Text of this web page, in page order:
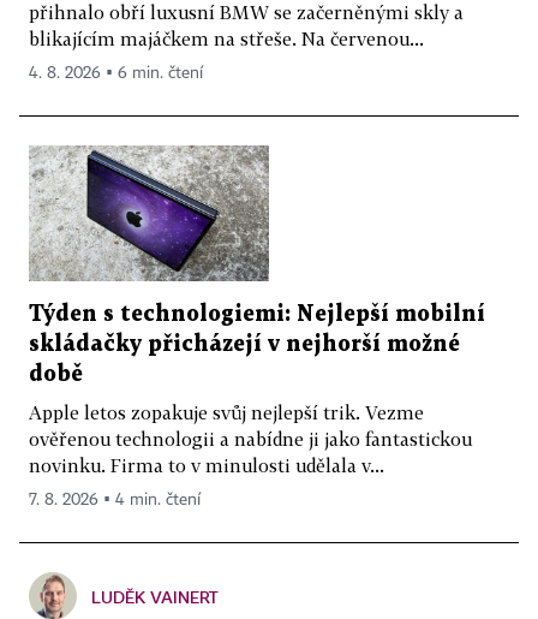
přihnalo obří luxusní BMW se začerněnými skly a
blikajícím majáčkem na střeše. Na červenou...
4. 8. 2026 ▪ 6 min. čtení
Týden s technologiemi: Nejlepší mobilní
skládačky přicházejí v nejhorší možné
době
Apple letos zopakuje svůj nejlepší trik. Vezme
ověřenou technologii a nabídne ji jako fantastickou
novinku. Firma to v minulosti udělala v...
7. 8. 2026 ▪ 4 min. čtení
LUDĚK VAINERT